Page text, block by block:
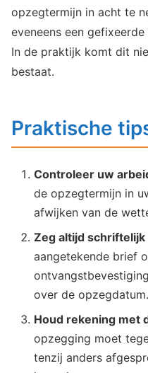
opzegtermijn in acht te
eveneens een
In de praktijk komt dit
bestaat.
Praktische
Controleer uw
de opzegtermijn in
afwijken van de
Zeg altijd schriftelijk
aangetekende brief
over de opzegdatum.
Houd rekening met
opzegging moet
tenzij anders